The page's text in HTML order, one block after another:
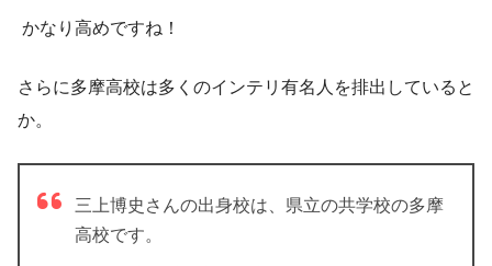
かなり高めですね！
さらに多摩高校は多くのインテリ有名人を排出していると
か。
三上博史さんの出身校は、県立の共学校の多摩
高校です。